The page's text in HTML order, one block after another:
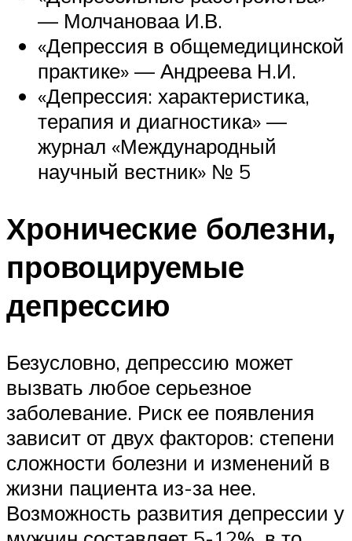
— Молчановаа И.В.
«Депрессия в общемедицинской
практике» — Андреева Н.И.
«Депрессия: характеристика,
терапия и диагностика» —
журнал «Международный
научный вестник» № 5
Хронические болезни,
провоцируемые
депрессию
Безусловно, депрессию может
вызвать любое серьезное
заболевание. Риск ее появления
зависит от двух факторов: степени
сложности болезни и изменений в
жизни пациента из-за нее.
Возможность развития депрессии у